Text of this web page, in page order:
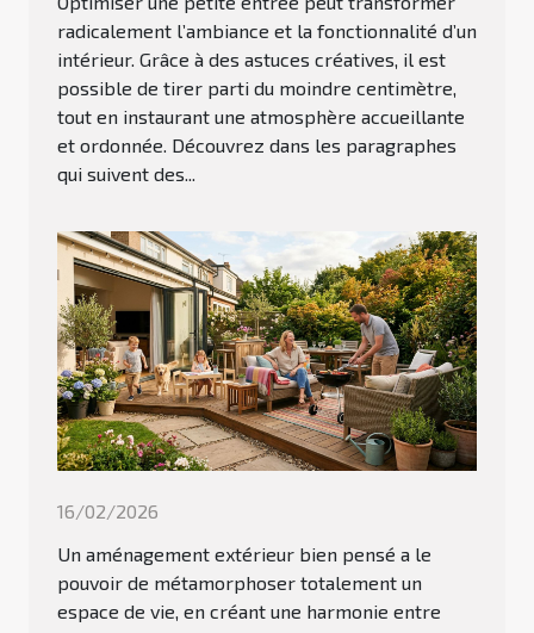
radicalement l’ambiance et la fonctionnalité d’un
intérieur. Grâce à des astuces créatives, il est
possible de tirer parti du moindre centimètre,
tout en instaurant une atmosphère accueillante
et ordonnée. Découvrez dans les paragraphes
qui suivent des...
16/02/2026
Un aménagement extérieur bien pensé a le
pouvoir de métamorphoser totalement un
espace de vie, en créant une harmonie entre